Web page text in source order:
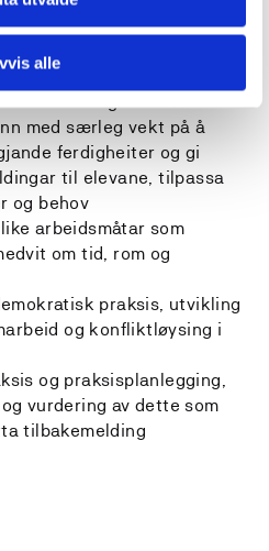
alle
ulike typar data og kjelder,
arbeid og til å utvikle
og kreativitet
med særleg vekt på å
ferdigheiter og gi
til elevane, tilpassa
og behov
arbeidsmåtar som
om tid, rom og
praksis, utvikling
og konfliktløysing i
og praksisplanlegging,
vurdering av dette som
tilbakemelding